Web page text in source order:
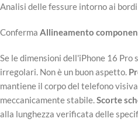
Analisi delle fessure intorno ai bordi
Conferma Allineamento
Se le dimensioni dell'iPhone 16 Pro
irregolari. Non è un buon aspetto.
mantiene il corpo del telefono
meccanicamente stabile.Scorte
alla lunghezza verificata delle